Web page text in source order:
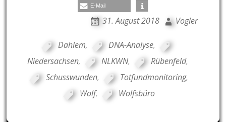
E-Mail
31. August 2018 Vogler
Dahlem, DNA-Analyse,
Niedersachsen, NLKWN, Rübenfeld,
Schusswunden, Totfundmonitoring,
Wolf, Wolfsbüro